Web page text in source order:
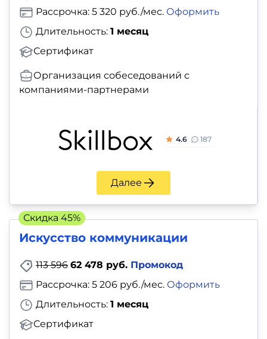
Длительность: 1 месяц
Сертификат
Рассрочка: 5 320 руб./мес. Оформить
Организация собеседований с
компаниями-партнерами
4.6 187
Далее
Искусство коммуникации
113 596 62 478 руб. Промокод
Длительность: 1 месяц
Сертификат
Рассрочка: 5 206 руб./мес. Оформить
Скидка 45%